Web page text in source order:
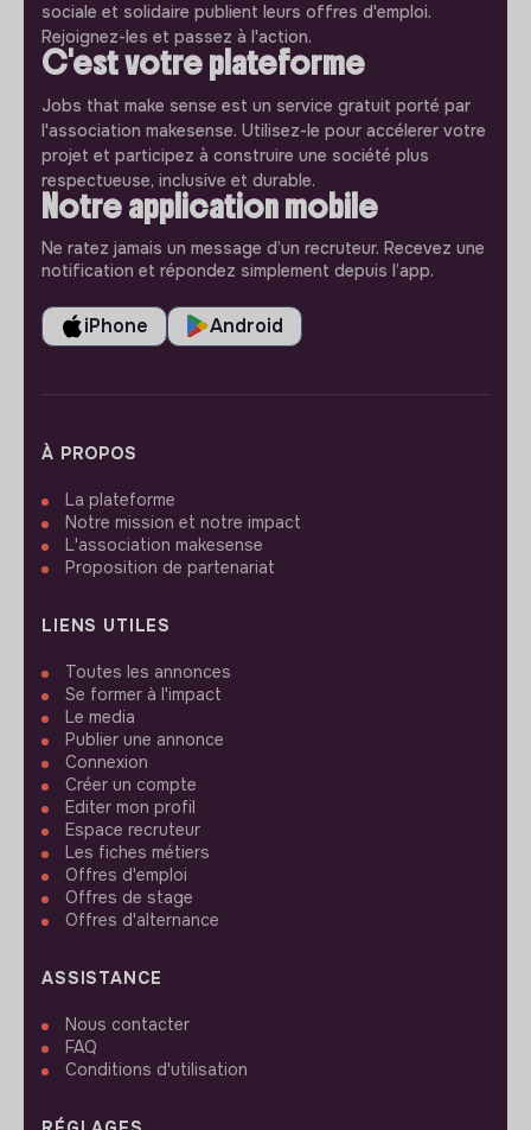
sociale et solidaire publient leurs offres d'emploi.
Rejoignez-les et passez à l'action.
C'est votre plateforme
Jobs that make sense est un service gratuit porté par
l'association makesense. Utilisez-le pour accélerer votre
projet et participez à construire une société plus
respectueuse, inclusive et durable.
Notre application mobile
Ne ratez jamais un message d’un recruteur. Recevez une
notification et répondez simplement depuis l’app.
iPhone Android
À PROPOS
La plateforme
Notre mission et notre impact
L'association makesense
Proposition de partenariat
LIENS UTILES
Toutes les annonces
Se former à l'impact
Le media
Publier une annonce
Connexion
Créer un compte
Editer mon profil
Espace recruteur
Les fiches métiers
Offres d'emploi
Offres de stage
Offres d'alternance
ASSISTANCE
Nous contacter
FAQ
Conditions d'utilisation